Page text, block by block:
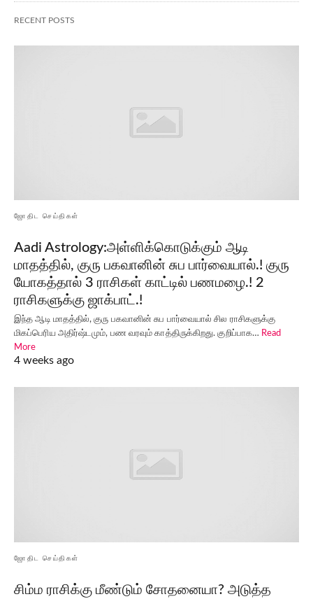
RECENT POSTS
ஜோதிட செய்திகள்
Aadi Astrology:அள்ளிக்கொடுக்கும் ஆடி
மாதத்தில், குரு பகவானின் சுப பார்வையால்.! குரு
யோகத்தால் 3 ராசிகள் காட்டில் பணமழை.! 2
ராசிகளுக்கு ஜாக்பாட்.!
இந்த ஆடி மாதத்தில், குரு பகவானின் சுப பார்வையால் சில ராசிகளுக்கு
மிகப்பெரிய அதிர்ஷ்டமும், பண வரவும் காத்திருக்கிறது. குறிப்பாக… Read
More
4 weeks ago
ஜோதிட செய்திகள்
சிம்ம ராசிக்கு மீண்டும் சோதனையா? அடுத்த